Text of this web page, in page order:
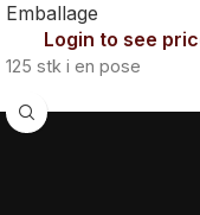
Emballage
Login to see
125 stk i en pose